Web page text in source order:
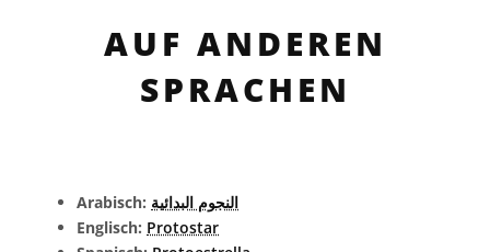
AUF ANDEREN
SPRACHEN
Arabisch: النجوم البدائية
Englisch: Protostar